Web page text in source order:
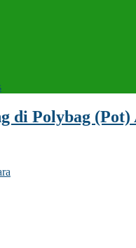
di Polybag